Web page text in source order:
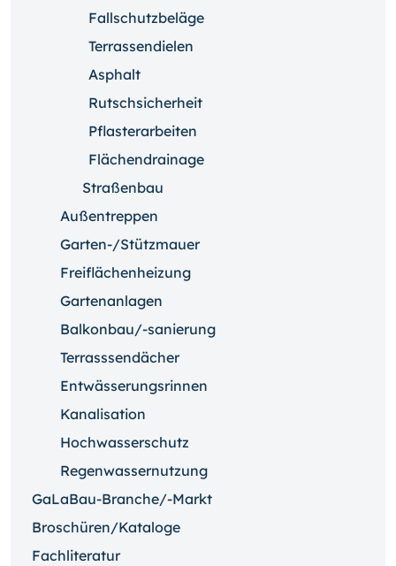
Fallschutzbeläge
Terrassendielen
Asphalt
Rutschsicherheit
Pflasterarbeiten
Flächendrainage
Straßenbau
Außentreppen
Garten-/Stützmauer
Freiflächenheizung
Gartenanlagen
Balkonbau/-sanierung
Terrasssendächer
Entwässerungsrinnen
Kanalisation
Hochwasserschutz
Regenwassernutzung
GaLaBau-Branche/-Markt
Broschüren/Kataloge
Fachliteratur